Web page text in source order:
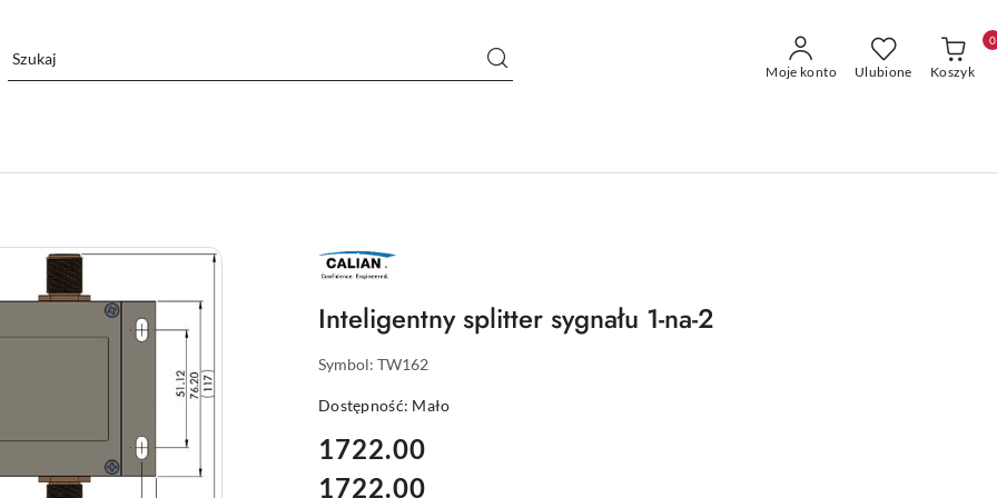
Moje konto Ulubione Koszyk
0
NAZWA
PRODUCENTA:
CALIAN
Inteligentny splitter sygnału 1-na-2
Symbol: TW162
Dostępność: Mało
cena:
1722.00
Cena:
1722.00